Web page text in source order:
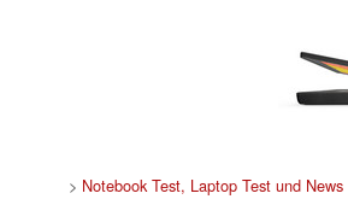
> Notebook Test, Laptop Test und News